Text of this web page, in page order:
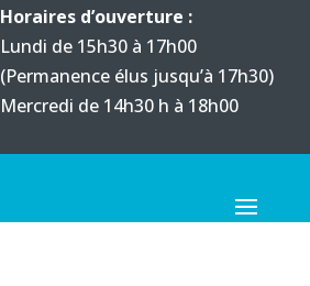
Horaires d’ouverture :
Lundi de 15h30 à 17h00
(Permanence élus jusqu’à 17h30)
Mercredi de 14h30 h à 18h00